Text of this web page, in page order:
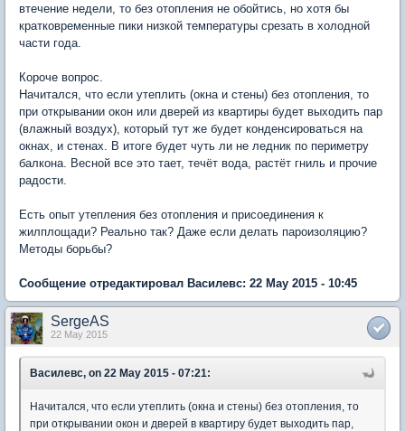
втечение недели, то без отопления не обойтись, но хотя бы
кратковременные пики низкой температуры срезать в холодной
части года.
Короче вопрос.
Начитался, что если утеплить (окна и стены) без отопления, то
при открывании окон или дверей из квартиры будет выходить пар
(влажный воздух), который тут же будет конденсироваться на
окнах, и стенах. В итоге будет чуть ли не ледник по периметру
балкона. Весной все это тает, течёт вода, растёт гниль и прочие
радости.
Есть опыт утепления без отопления и присоединения к
жилплощади? Реально так? Даже если делать пароизоляцию?
Методы борьбы?
Сообщение отредактировал Василевс: 22 May 2015 - 10:45
SergeAS
22 May 2015
Василевс, on 22 May 2015 - 07:21:
Начитался, что если утеплить (окна и стены) без отопления, то
при открывании окон и дверей в квартиру будет выходить пар,